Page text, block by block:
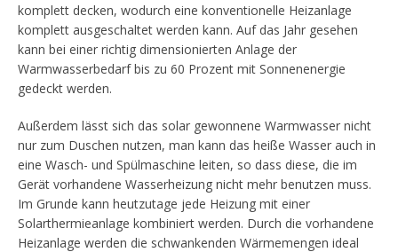
komplett decken, wodurch eine konventionelle Heizanlage
komplett ausgeschaltet werden kann. Auf das Jahr gesehen
kann bei einer richtig dimensionierten Anlage der
Warmwasserbedarf bis zu 60 Prozent mit Sonnenenergie
gedeckt werden.
Außerdem lässt sich das solar gewonnene Warmwasser nicht
nur zum Duschen nutzen, man kann das heiße Wasser auch in
eine Wasch- und Spülmaschine leiten, so dass diese, die im
Gerät vorhandene Wasserheizung nicht mehr benutzen muss.
Im Grunde kann heutzutage jede Heizung mit einer
Solarthermieanlage kombiniert werden. Durch die vorhandene
Heizanlage werden die schwankenden Wärmemengen ideal